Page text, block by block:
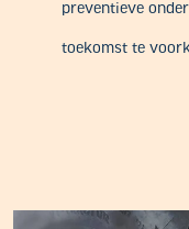
preventieve
toekomst te